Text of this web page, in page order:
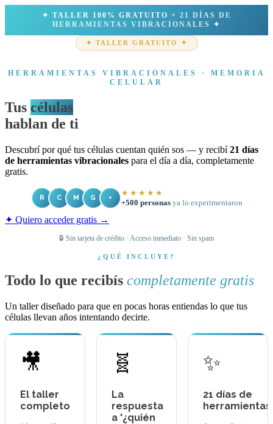
✦ TALLER 100% GRATUITO + 21 DÍAS DE
HERRAMIENTAS VIBRACIONALES ✦
✦ TALLER GRATUITO ✦
HERRAMIENTAS VIBRACIONALES · MEMORIA
CELULAR
Tus células
hablan de ti
Descubrí por qué tus células cuentan quién sos — y recibí21 días
de herramientas vibracionales para el día a día, completamente
gratis.
R C M G +
★★★★★
+500 personasya lo experimentaron
✦ Quiero acceder gratis →
🔒 Sin tarjeta de crédito · Acceso inmediato · Sin spam
¿QUÉ INCLUYE?
Todo lo que recibís completamente gratis
Un taller diseñado para que en pocas horas entiendas lo que tus
células llevan años intentando decirte.
🎥
El taller
completo
🧬
La
respuesta
a '¿quién
✨
21 días de
herramientas